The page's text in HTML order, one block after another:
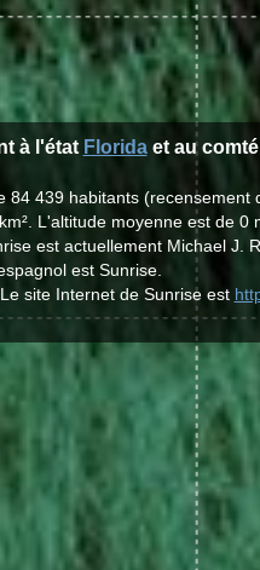
à l'état Floridaet au comté
84 439 habitants
L'altitude moyenne est de 0
est actuellement Michael J.
est Sunrise.
site Internet de Sunrise est